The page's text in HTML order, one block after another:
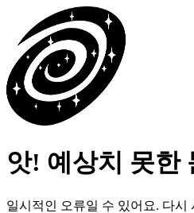
앗! 예상치 못한
일시적인 오류일 수 있어요. 다시